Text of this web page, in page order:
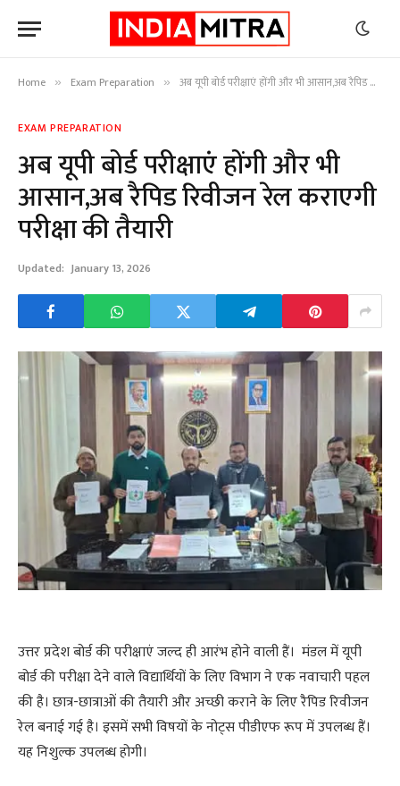
Home » Exam Preparation » अब यूपी बोर्ड परीक्षाएं होंगी और भी आसान,अब रैपिड रिवीजन रेल कराएगी परीक्षा की तैयारी
EXAM PREPARATION
अब यूपी बोर्ड परीक्षाएं होंगी और भी
आसान,अब रैपिड रिवीजन रेल कराएगी
परीक्षा की तैयारी
Updated: January 13, 2026
उत्तर प्रदेश बोर्ड की परीक्षाएं जल्द ही आरंभ होने वाली हैं। मंडल में यूपी
बोर्ड की परीक्षा देने वाले विद्यार्थियों के लिए विभाग ने एक नवाचारी पहल
की है। छात्र-छात्राओं की तैयारी और अच्छी कराने के लिए रैपिड रिवीजन
रेल बनाई गई है। इसमें सभी विषयों के नोट्स पीडीएफ रूप में उपलब्ध हैं।
यह निशुल्क उपलब्ध होगी।